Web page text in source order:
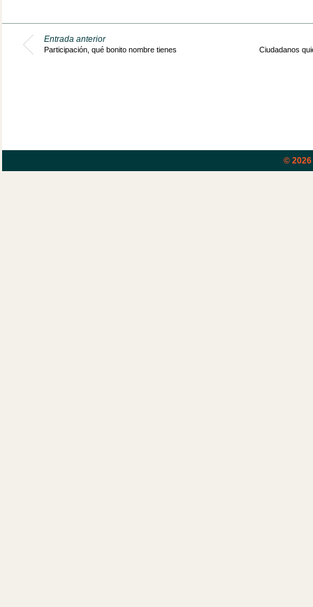
Entrada anterior
Participación, qué bonito nombre tienes Ciudadanos
© 2026